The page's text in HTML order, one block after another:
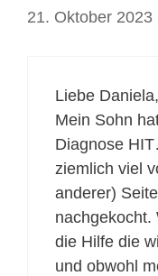
21. Oktober
Liebe Daniela,
Mein Sohn
Diagnose
ziemlich viel
anderer)
nachgekocht.
die Hilfe die
und obwohl